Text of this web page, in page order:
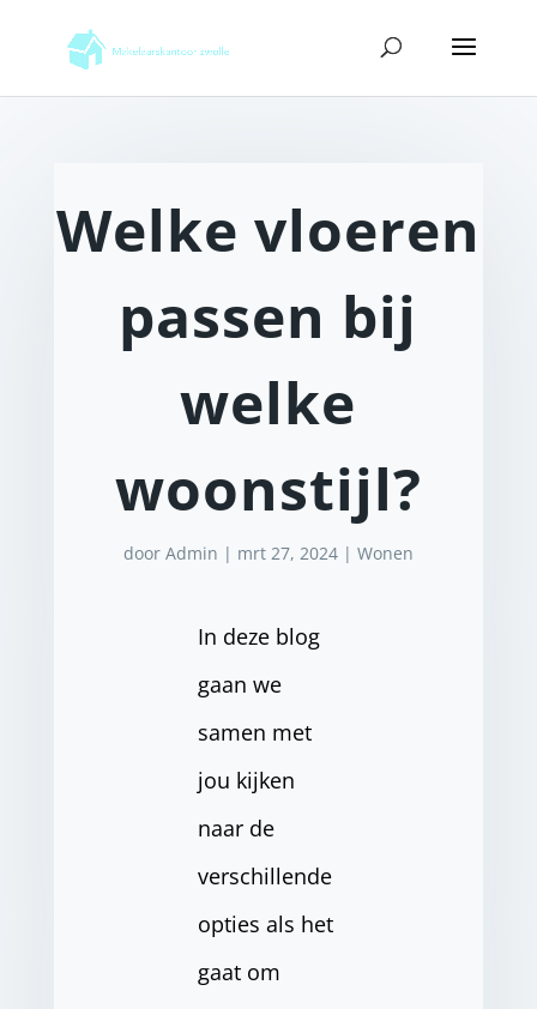
Welke vloeren
passen bij
welke
woonstijl?
door Admin | mrt 27, 2024| Wonen
In deze blog
gaan we
samen met
jou kijken
naar de
verschillende
opties als het
gaat om